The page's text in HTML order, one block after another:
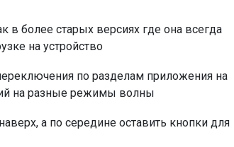
в более старых версиях где она всегда
на устройство
по разделам приложения на
на разные режимы волны
а по середине оставить кнопки для